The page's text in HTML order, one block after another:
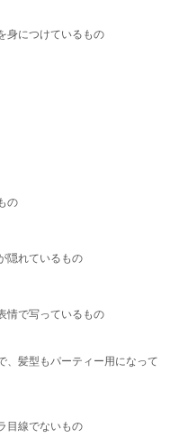
身につけているもの
の
隠れているもの
情で写っているもの
、髪型もパーティー用になって
目線でないもの